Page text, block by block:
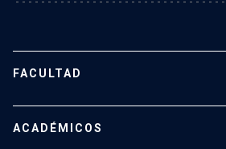
FACULTAD
ACADÉMICOS